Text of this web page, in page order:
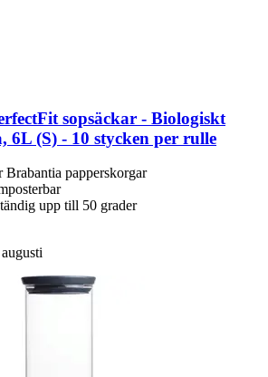
sopsäckar -​ Biologiskt
6L (S) -​ 10 stycken per rulle
Brabantia papperskorgar
upp till 50 grader